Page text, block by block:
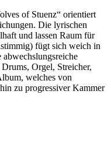
of Stuenz“ orientiert
Die lyrischen
und lassen Raum für
fügt sich weich in
Orgel, Streicher,
welches von
zu progressiver Kammer